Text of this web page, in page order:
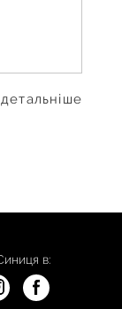
в: